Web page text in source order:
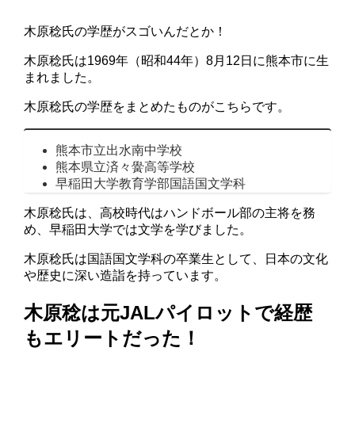
木原稔氏の学歴がスゴいんだとか！
木原稔氏は1969年（昭和44年）8月12日に熊本市に生
まれました。
木原稔氏の学歴をまとめたものがこちらです。
熊本市立出水南中学校
熊本県立済々黌高等学校
早稲田大学教育学部国語国文学科
木原稔氏は、高校時代はハンドボール部の主将を務
め、早稲田大学では文学を学びました。
木原稔氏は国語国文学科の卒業生として、日本の文化
や歴史に深い造詣を持っています。
木原稔は元JALパイロットで経歴
もエリートだった！